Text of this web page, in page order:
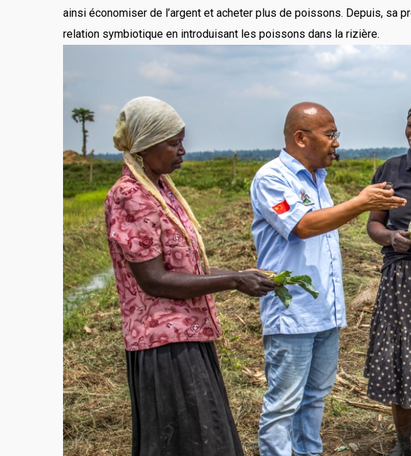
ainsi économiser de l’argent et acheter plus de poissons. Depuis, sa
relation symbiotique en introduisant les poissons dans la rizière.